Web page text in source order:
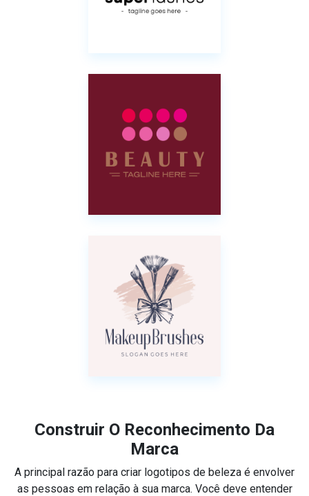
Construir O Reconhecimento Da
Marca
A principal razão para criar logotipos de beleza é envolver
as pessoas em relação à sua marca. Você deve entender